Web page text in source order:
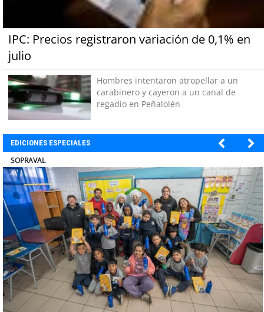
IPC: Precios registraron variación de 0,1% en
julio
Hombres intentaron atropellar a un
carabinero y cayeron a un canal de
regadío en Peñalolén
EDICIONES ESPECIALES
ULTRAPORT